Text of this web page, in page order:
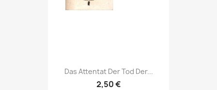
Das Attentat Der Tod Der...
2,50 €